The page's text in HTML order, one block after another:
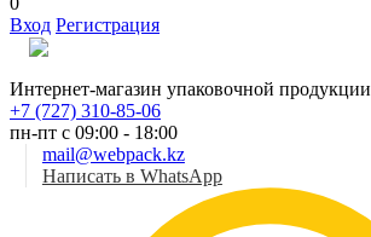
Вход Регистрация
Интернет-магазин упаковочной продукции
+7 (727) 310-85-06
пн-пт с 09:00 - 18:00
mail@webpack.kz
Написать в WhatsApp